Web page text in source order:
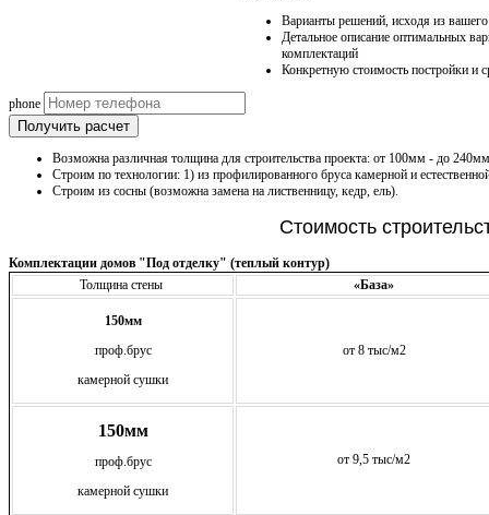
Варианты решений, исходя из
Детальное описание оптимальных
комплектаций
Конкретную стоимость постройки и
phone
Получить расчет
Возможна различная толщина для строительства проекта: от 100мм - до
Строим по технологии: 1) из профилированного бруса камерной и
Строим из сосны (возможна замена на лиственницу, кедр, ель).
Стоимость
Комплектации домов "Под отделку" (теплый контур)
Толщина стены
«База»
150мм
проф.брус
камерной сушки
от 8 тыс/м2
150мм
проф.брус
камерной сушки
от 9,5 тыс/м2